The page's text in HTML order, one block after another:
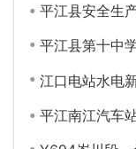
平江县安全生产监
平江县第十中学平
江口电站水电新农村
平江南江汽车